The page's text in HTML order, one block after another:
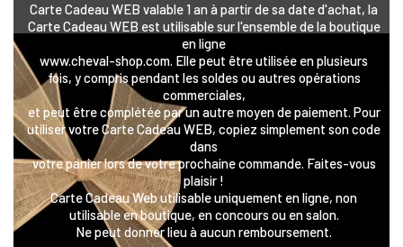
Carte Cadeau WEB valable 1 an à partir de sa date d'achat, la
Carte Cadeau WEB est utilisable sur l'ensemble de la boutique
en ligne
www.cheval-shop.com. Elle peut être utilisée en plusieurs
fois, y compris pendant les soldes ou autres opérations
commerciales,
et peut être complétée par un autre moyen de paiement. Pour
utiliser votre Carte Cadeau WEB, copiez simplement son code
dans
votre panier lors de votre prochaine commande. Faites-vous
plaisir !
Carte Cadeau Web utilisable uniquement en ligne, non
utilisable en boutique, en concours ou en salon.
Ne peut donner lieu à aucun remboursement.